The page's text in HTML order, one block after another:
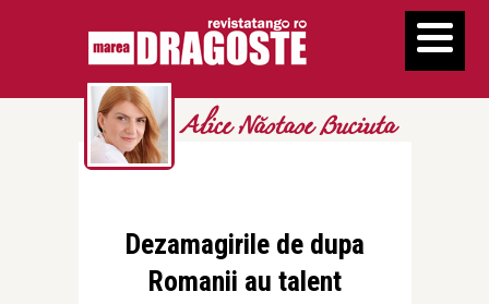
Alice Năstase Buciuta
Dezamagirile de dupa
Romanii au talent